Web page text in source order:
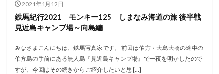
2021年1月12日
鉄馬紀行2021 モンキー125 しまなみ海道の旅 後半戦
見近島キャンプ場～向島編
みなさまこんにちは、鉄馬写真家です。 前回は伯方・大島大橋の途中の
伯方島の手前にある無人島『見近島キャンプ場』で一夜を明かしたので
すが、今回はその続きからご紹介したいと思 […]